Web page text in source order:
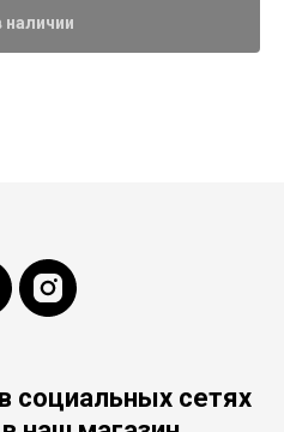
наличии
социальных сетях